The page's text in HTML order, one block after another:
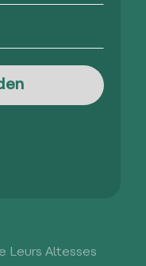
Leurs Altesses